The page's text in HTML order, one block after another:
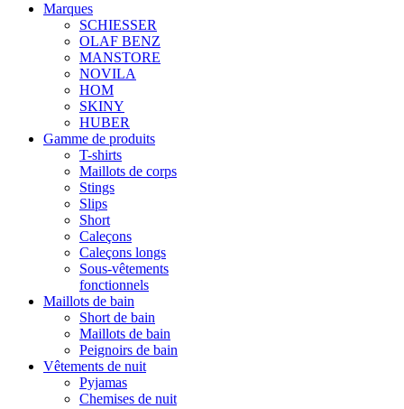
Marques
SCHIESSER
OLAF BENZ
MANSTORE
NOVILA
HOM
SKINY
HUBER
Gamme de produits
T-shirts
Maillots de corps
Stings
Slips
Short
Caleçons
Caleçons longs
Sous-vêtements
fonctionnels
Maillots de bain
Short de bain
Maillots de bain
Peignoirs de bain
Vêtements de nuit
Pyjamas
Chemises de nuit